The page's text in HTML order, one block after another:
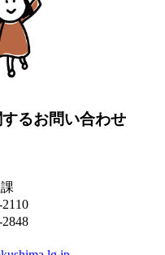
るお問い合わせ